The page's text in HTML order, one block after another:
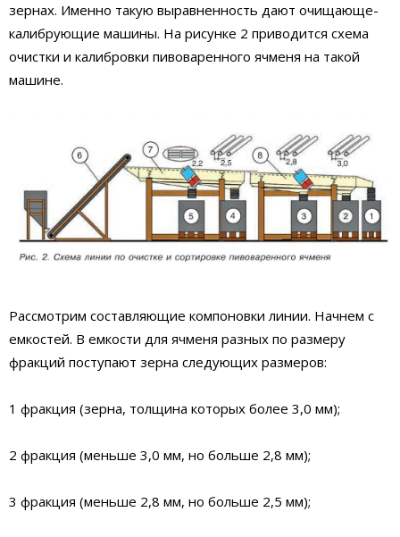
зернах. Именно такую выравненность дают очищающе-
калибрующие машины. На рисунке 2 приводится схема
очистки и калибровки пивоваренного ячменя на такой
машине.
Рассмотрим составляющие компоновки линии. Начнем с
емкостей. В емкости для ячменя разных по размеру
фракций поступают зерна следующих размеров:
1 фракция (зерна, толщина которых более 3,0 мм);
2 фракция (меньше 3,0 мм, но больше 2,8 мм);
3 фракция (меньше 2,8 мм, но больше 2,5 мм);